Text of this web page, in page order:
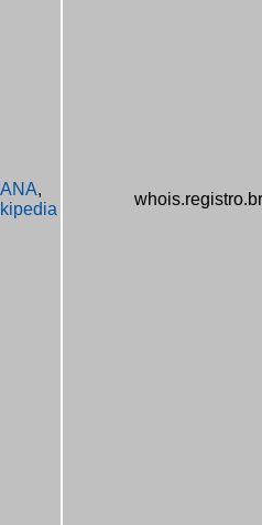
IANA,
whois.registro.br